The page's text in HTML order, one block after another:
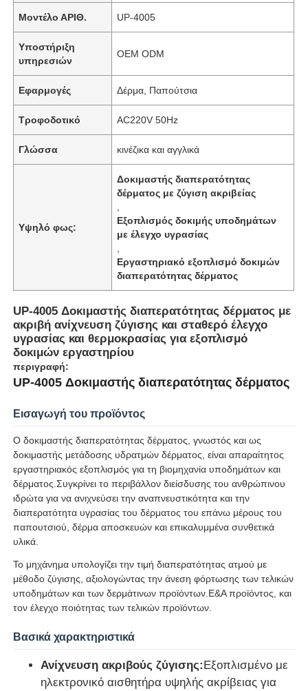
Αρχική Σελίδα
Προϊόντα
Σχετικά με εμάς
Μοντέλο ΑΡΙΘ. UP-4005
Υποστήριξη
υπηρεσιών
OEM ODM
Εφαρμογές Δέρμα, Παπούτσια
Τροφοδοτικό AC220V 50Hz
Γλώσσα κινέζικα και αγγλικά
Υψηλό φως:
Δοκιμαστής διαπερατότητας
δέρματος με ζύγιση ακριβείας
Εξοπλισμός δοκιμής υποδημάτων
με έλεγχο υγρασίας
Εργαστηριακό εξοπλισμό δοκιμών
διαπερατότητας δέρματος
UP-4005 Δοκιμαστής διαπερατότητας δέρματος με
ακριβή ανίχνευση ζύγισης και σταθερό έλεγχο
υγρασίας και θερμοκρασίας για εξοπλισμό
δοκιμών εργαστηρίου
περιγραφή:
UP-4005 Δοκιμαστής διαπερατότητας δέρματος
Εισαγωγή του προϊόντος
Ο δοκιμαστής διαπερατότητας δέρματος, γνωστός και ως
δοκιμαστής μετάδοσης υδρατμών δέρματος, είναι απαραίτητος
εργαστηριακός εξοπλισμός για τη βιομηχανία υποδημάτων και
δέρματος.Συγκρίνει το περιβάλλον διείσδυσης του ανθρώπινου
ιδρώτα για να ανιχνεύσει την αναπνευστικότητα και την
διαπερατότητα υγρασίας του δέρματος του επάνω μέρους του
παπουτσιού, δέρμα αποσκευών και επικαλυμμένα συνθετικά
υλικά.
Το μηχάνημα υπολογίζει την τιμή διαπερατότητας ατμού με
μέθοδο ζύγισης, αξιολογώντας την άνεση φόρτωσης των τελικών
υποδημάτων και των δερμάτινων προϊόντων.Ε&Α προϊόντος, και
τον έλεγχο ποιότητας των τελικών προϊόντων.
Βασικά χαρακτηριστικά
Ανίχνευση ακριβούς ζύγισης:Εξοπλισμένο με
ηλεκτρονικό αισθητήρα υψηλής ακρίβειας για